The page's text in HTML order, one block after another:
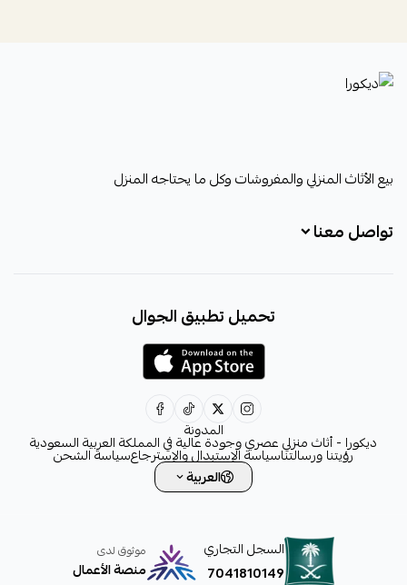
ديكورا
بيع الأثاث المنزلي والمفروشات وكل ما يحتاجه المنزل
تواصل معنا
decora6586@gmail.com
تحميل تطبيق الجوال
المدونة
ديكورا - أثاث منزلي عصري وجودة عالية في المملكة العربية السعودية
رؤيتنا ورسالتناسياسة الإستبدال والإسترجاعسياسة الشحن
العربية
السجل التجاري
7041810149
موثوق لدى
منصة الأعمال